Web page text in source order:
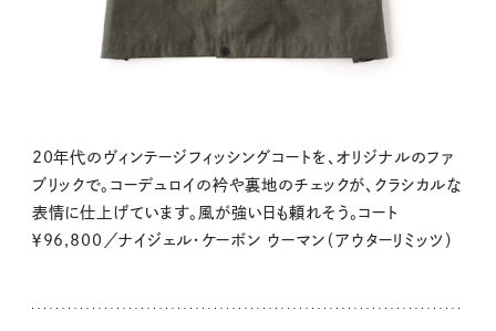
20年代のヴィンテージフィッシングコートを、オリジナルのファ
ブリックで。コーデュロイの衿や裏地のチェックが、クラシカルな
表情に仕上げています。風が強い日も頼れそう。コート
￥96,800／ナイジェル・ケーボン ウーマン（アウターリミッツ）